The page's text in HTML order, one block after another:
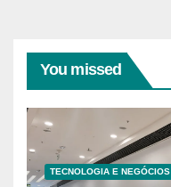
You missed
TECNOLOGIA E NEGÓCIOS